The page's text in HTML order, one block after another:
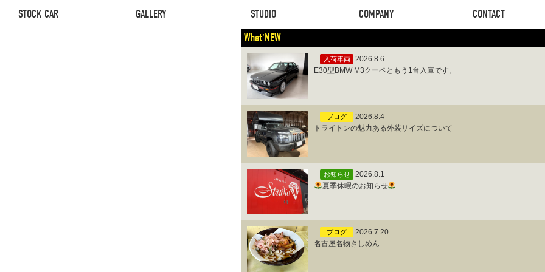
STOCK CAR GALLERY STUDIO
STUDIO
COMPANY CONTACT
What'NEW
入荷車両
2026.8.6
E30型BMW M3クーペともう1台入庫です。
ブログ
2026.8.4
トライトンの魅力ある外装サイズについて
お知らせ
2026.8.1
夏季休暇のお知らせ
ブログ
2026.7.20
名古屋名物きしめん